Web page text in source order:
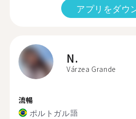
アプリをダウ
N.
Várzea Grande
流暢
ポルトガル語